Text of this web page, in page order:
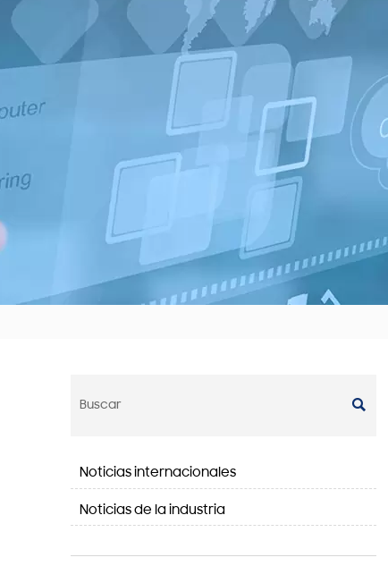

Noticias internacionales
Noticias de la industria